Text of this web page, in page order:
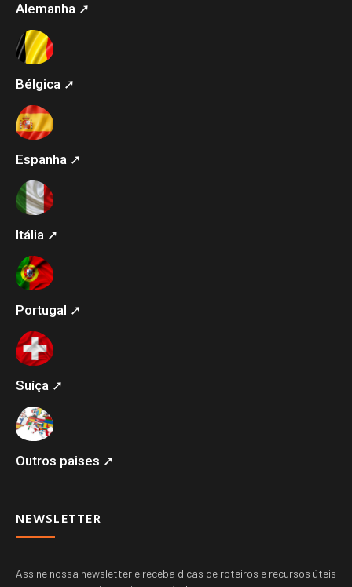
Alemanha ➚
Bélgica ➚
Espanha ➚
Itália ➚
Portugal ➚
Suíça ➚
Outros paises ➚
NEWSLETTER
Assine nossa newsletter e receba dicas de roteiros e recursos úteis